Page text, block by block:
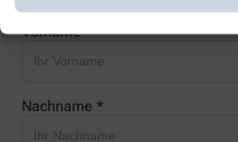
Vorname *
Nachname *